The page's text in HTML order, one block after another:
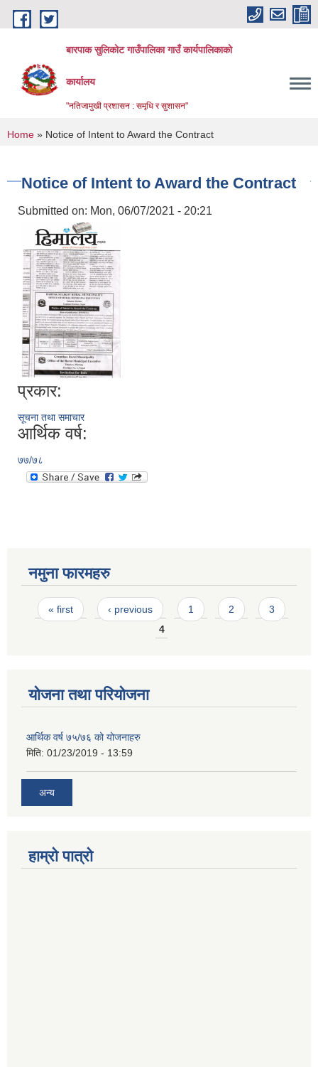
Skip to main content
बारपाक सुलिकोट गाउँपालिका गाउँ कार्यपालिकाको
कार्यालय
"नतिजामुखी प्रशासन : समृधि र सुशासन"
You are here
Home » Notice of Intent to Award the Contract
Notice of Intent to Award the Contract
Submitted on: Mon, 06/07/2021 - 20:21
प्रकार:
सूचना तथा समाचार
आर्थिक वर्ष:
७७/७८
नमुना फारमहरु
Pages
« first ‹ previous 1 2
3
4
योजना तथा परियोजना
आर्थिक वर्ष ७५/७६ को योजनाहरु
मिति: 01/23/2019 - 13:59
अन्य
हाम्रो पात्रो